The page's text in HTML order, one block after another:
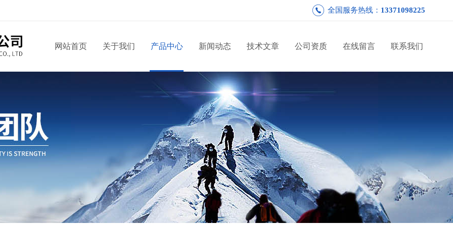
全国服务热线： 13371098225
网站首页 关于我们 产品中心 新闻动态 技术文章 公司资质 在线留言 联系我们